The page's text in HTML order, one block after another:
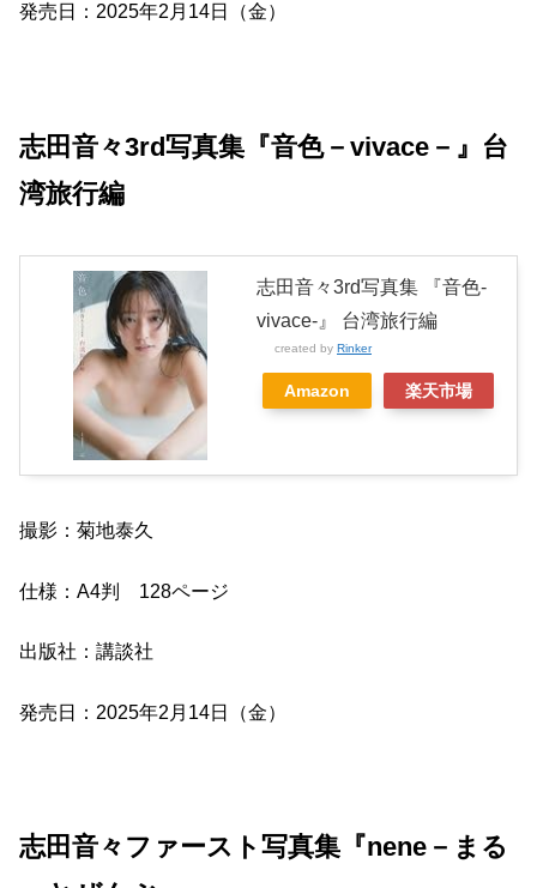
発売日：2025年2月14日（金）
志田音々3rd写真集『音色－vivace－』台
湾旅行編
志田音々3rd写真集 『音色-
vivace-』 台湾旅行編
created by Rinker
Amazon 楽天市場
撮影：菊地泰久
仕様：A4判 128ページ
出版社：講談社
発売日：2025年2月14日（金）
志田音々ファースト写真集『nene－まる